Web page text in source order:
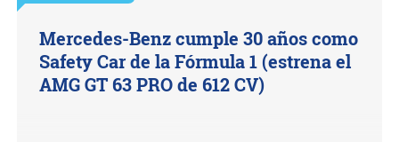
Mercedes-Benz cumple 30 años como
Safety Car de la Fórmula 1 (estrena el
AMG GT 63 PRO de 612 CV)